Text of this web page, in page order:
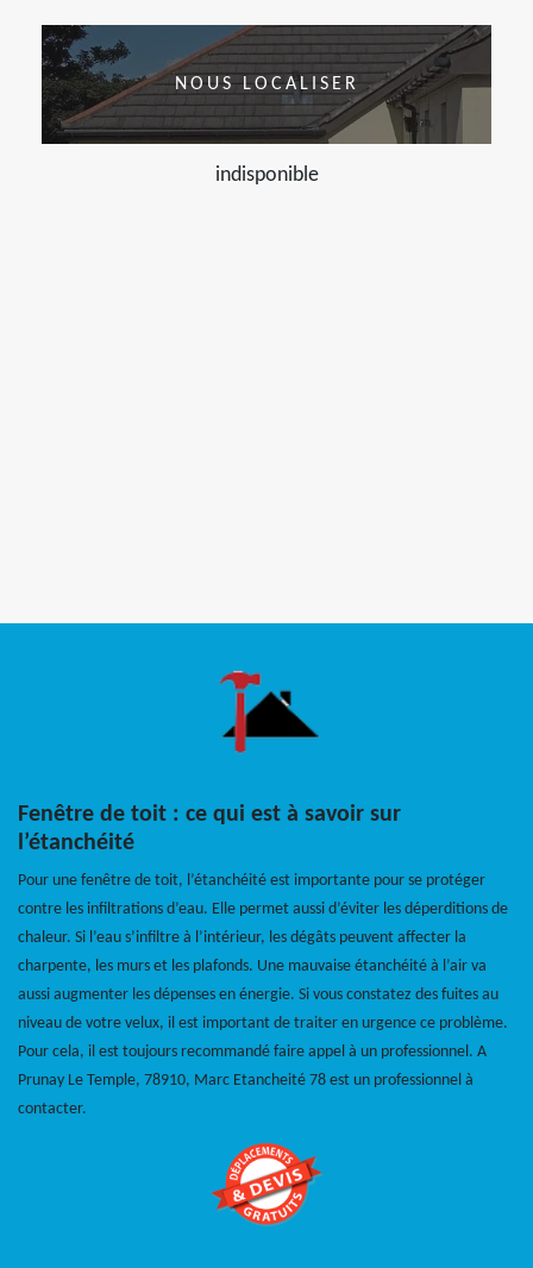
NOUS LOCALISER
indisponible
Fenêtre de toit : ce qui est à savoir sur
l’étanchéité
Pour une fenêtre de toit, l’étanchéité est importante pour se protéger
contre les infiltrations d’eau. Elle permet aussi d’éviter les déperditions de
chaleur. Si l’eau s’infiltre à l’intérieur, les dégâts peuvent affecter la
charpente, les murs et les plafonds. Une mauvaise étanchéité à l’air va
aussi augmenter les dépenses en énergie. Si vous constatez des fuites au
niveau de votre velux, il est important de traiter en urgence ce problème.
Pour cela, il est toujours recommandé faire appel à un professionnel. A
Prunay Le Temple, 78910, Marc Etancheité 78 est un professionnel à
contacter.